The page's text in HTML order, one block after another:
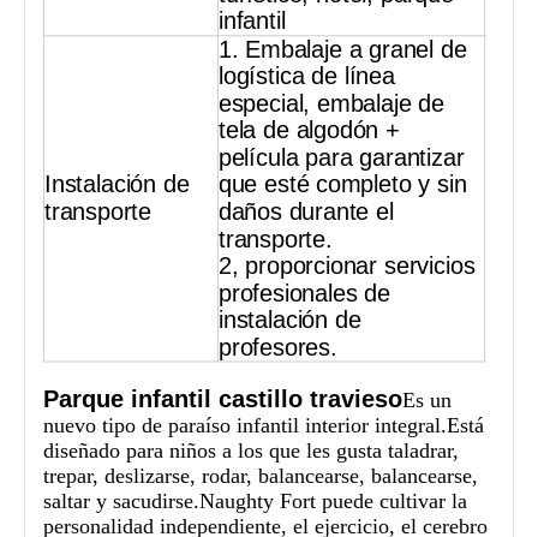
infantil
Instalación de
transporte
1. Embalaje a granel de
logística de línea
especial, embalaje de
tela de algodón +
película para garantizar
que esté completo y sin
daños durante el
transporte.
2, proporcionar servicios
profesionales de
instalación de
profesores.
Parque infantil castillo traviesoEs un
nuevo tipo de paraíso infantil interior integral.Está
diseñado para niños a los que les gusta taladrar,
trepar, deslizarse, rodar, balancearse, balancearse,
saltar y sacudirse.Naughty Fort puede cultivar la
personalidad independiente, el ejercicio, el cerebro